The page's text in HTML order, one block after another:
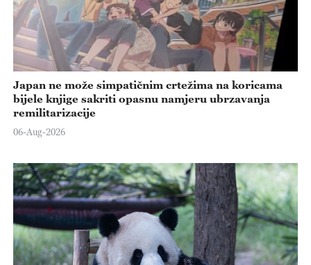
Japan ne može simpatičnim crtežima na koricama
bijele knjige sakriti opasnu namjeru ubrzavanja
remilitarizacije
06-Aug-2026